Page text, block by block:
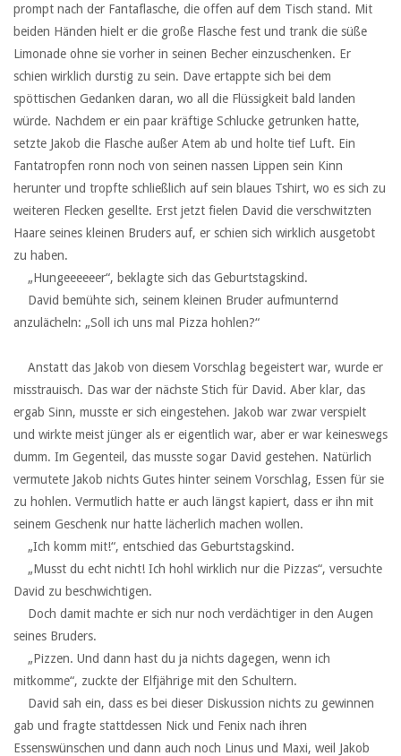
prompt nach der Fantaflasche, die offen auf dem Tisch stand. Mit
beiden Händen hielt er die große Flasche fest und trank die süße
Limonade ohne sie vorher in seinen Becher einzuschenken. Er
schien wirklich durstig zu sein. Dave ertappte sich bei dem
spöttischen Gedanken daran, wo all die Flüssigkeit bald landen
würde. Nachdem er ein paar kräftige Schlucke getrunken hatte,
setzte Jakob die Flasche außer Atem ab und holte tief Luft. Ein
Fantatropfen ronn noch von seinen nassen Lippen sein Kinn
herunter und tropfte schließlich auf sein blaues Tshirt, wo es sich zu
weiteren Flecken gesellte. Erst jetzt fielen David die verschwitzten
Haare seines kleinen Bruders auf, er schien sich wirklich ausgetobt
zu haben.
‏ ‏ ‏„Hungeeeeeer“, beklagte sich das Geburtstagskind.
anzulächeln: „Soll ich uns mal Pizza hohlen?“
misstrauisch. Das war der nächste Stich für David. Aber klar, das
ergab Sinn, musste er sich eingestehen. Jakob war zwar verspielt
und wirkte meist jünger als er eigentlich war, aber er war keineswegs
dumm. Im Gegenteil, das musste sogar David gestehen. Natürlich
vermutete Jakob nichts Gutes hinter seinem Vorschlag, Essen für sie
zu hohlen. Vermutlich hatte er auch längst kapiert, dass er ihn mit
seinem Geschenk nur hatte lächerlich machen wollen.
‏ ‏ ‏„Ich komm mit!“, entschied das Geburtstagskind.
David zu beschwichtigen.
seines Bruders.
mitkomme“, zuckte der Elfjährige mit den Schultern.
gab und fragte stattdessen Nick und Fenix nach ihren
Essenswünschen und dann auch noch Linus und Maxi, weil Jakob